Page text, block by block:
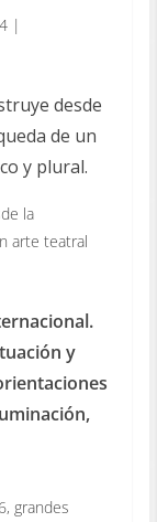
|
la
arte teatral
y
grandes